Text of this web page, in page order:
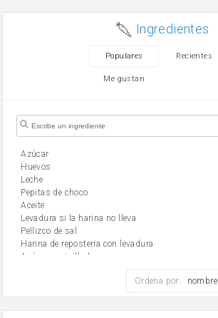
Ingredientes
Populares Recientes
Me gustan
Azúcar
huevos
leche
Pepitas de choco
aceite
Levadura si la harina no lleva
Pellizco de sal
Harina de reposteria con levadura
Azúcar avainillado
mantequilla
Ordena por: nombre